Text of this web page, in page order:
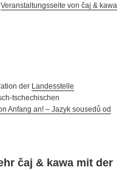
Veranstaltungsseite von čaj & kawa
der Landesstelle
tschechischen
Anfang an! – Jazyk sousedů od
čaj & kawa mit der